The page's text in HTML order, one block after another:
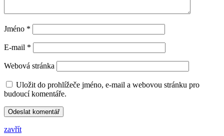
Jméno *
E-mail *
Webová stránka
Uložit do prohlížeče jméno, e-mail a webovou stránku pro
budoucí komentáře.
zavřít